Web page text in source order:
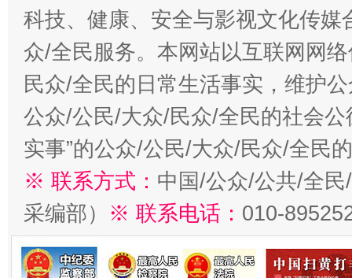
科技、健康、安全与影视文化传
众/全民服务。本网站以互联网网
民众/全民的日常生活事实，维护
公众/公民/大众/民众/全民的社会公
实事”的公众/公民/大众/民众/全民
※ 联系方式： 中国/公众/公共/全
采编部） ※ 联系电话： 010-